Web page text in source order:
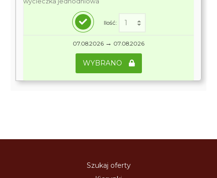
Ilość:
07.08.2026 → 07.08.2026
WYBRANO
Szukaj oferty